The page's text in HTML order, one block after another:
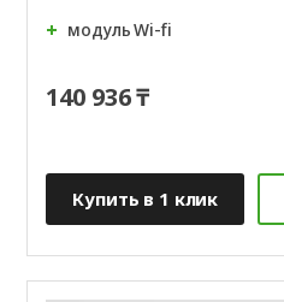
модуль Wi‑fi
140 936 ₸
Купить в 1 клик